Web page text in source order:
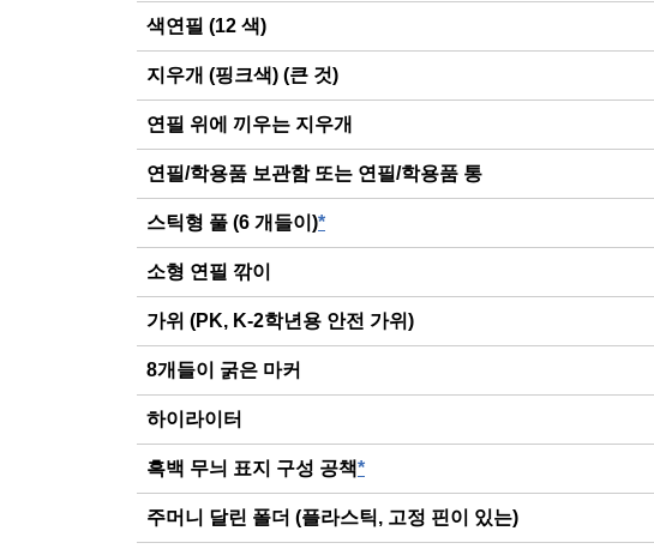
색연필 (12 색)
지우개 (핑크색) (큰 것)
연필 위에 끼우는 지우개
연필/학용품 보관함 또는 연필/학용품 통
스틱형 풀 (6 개들이)*
소형 연필 깎이
가위 (PK, K-2학년용 안전 가위)
8개들이 굵은 마커
하이라이터
흑백 무늬 표지 구성 공책*
주머니 달린 폴더 (플라스틱, 고정 핀이 있는)